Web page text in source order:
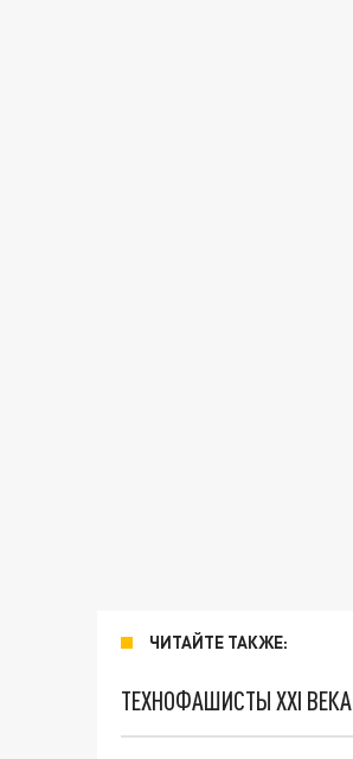
ЧИТАЙТЕ ТАКЖЕ:
ТЕХНОФАШИСТЫ XXI ВЕКА